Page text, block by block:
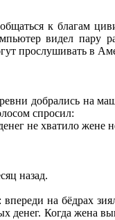
к благам
видел
прослушивать в
добрались на
спросил:
не хватило жене
назад.
на бёдрах
денег. Когда жена